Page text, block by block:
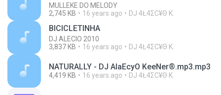
MULLEKE DO MELODY
2,745 KB
16 years ago DJ 4Ł4ΣС¥Θ K.
BICICLETINHA
DJ ALECIO 2010
3,837 KB
16 years ago DJ 4Ł4ΣС¥Θ K.
NATURALLY - DJ AlaEcyO KeeNer®.mp3.mp3
4,419 KB 16 years ago DJ 4Ł4ΣС¥Θ K.